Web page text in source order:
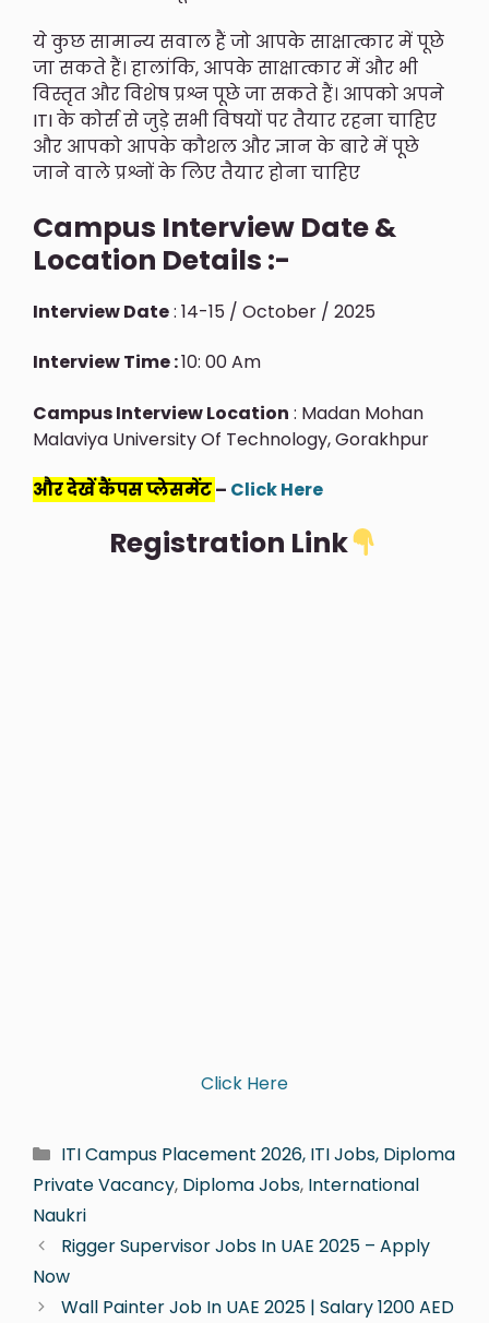
ये कुछ सामान्य सवाल हैं जो आपके साक्षात्कार में पूछे
जा सकते हैं। हालांकि, आपके साक्षात्कार में और भी
विस्तृत और विशेष प्रश्न पूछे जा सकते हैं। आपको अपने
ITI के कोर्स से जुड़े सभी विषयों पर तैयार रहना चाहिए
और आपको आपके कौशल और ज्ञान के बारे में पूछे
जाने वाले प्रश्नों के लिए तैयार होना चाहिए
Campus Interview Date &
Location Details :-
Interview Date: 14-15 / October / 2025
Interview Time :10: 00 Am
Campus Interview Location : Madan Mohan
Malaviya University Of Technology, Gorakhpur
और देखें कैंपस प्लेसमेंट– Click Here
Registration Link
Click Here
ITI Campus Placement 2026, ITI Jobs, Diploma
Private Vacancy, Diploma Jobs, International
Naukri
Rigger Supervisor Jobs In UAE 2025 – Apply
Now
Wall Painter Job In UAE 2025 | Salary 1200 AED